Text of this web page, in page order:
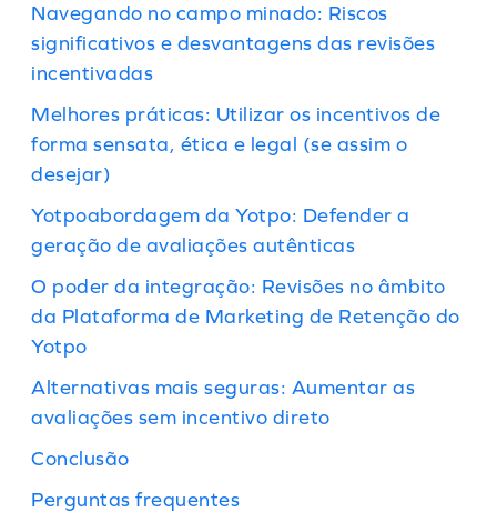
Navegando no campo minado: Riscos
significativos e desvantagens das revisões
incentivadas
Melhores práticas: Utilizar os incentivos de
forma sensata, ética e legal (se assim o
desejar)
Yotpoabordagem da Yotpo: Defender a
geração de avaliações autênticas
O poder da integração: Revisões no âmbito
da Plataforma de Marketing de Retenção do
Yotpo
Alternativas mais seguras: Aumentar as
avaliações sem incentivo direto
Conclusão
Perguntas frequentes